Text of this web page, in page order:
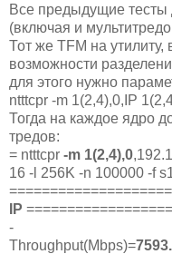
Все предыдущие тесты
(включая и
Тот же TFM на утилиту,
возможности
для этого нужно
ntttcpr -m 1(2,4),0,IP
Тогда на каждое ядро
тредов:
= ntttcpr -m 1(2,4),0
16 -l 256K -n 100000 -f
IP
-
Throughput(Mbps)=